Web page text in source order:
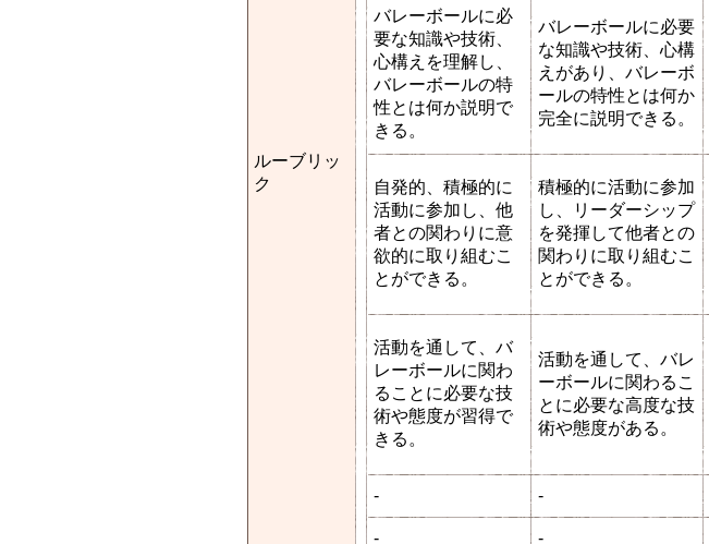
ルーブリッ
ク
バレーボールに必
要な知識や技術、
心構えを理解し、
バレーボールの特
性とは何か説明で
きる。
バレーボールに必要
な知識や技術、心構
えがあり、バレーボ
ールの特性とは何か
完全に説明できる。
自発的、積極的に
活動に参加し、他
者との関わりに意
欲的に取り組むこ
とができる。
積極的に活動に参加
し、リーダーシップ
を発揮して他者との
関わりに取り組むこ
とができる。
活動を通して、バ
レーボールに関わ
ることに必要な技
術や態度が習得で
きる。
活動を通して、バレ
ーボールに関わるこ
とに必要な高度な技
術や態度がある。
- -
- -